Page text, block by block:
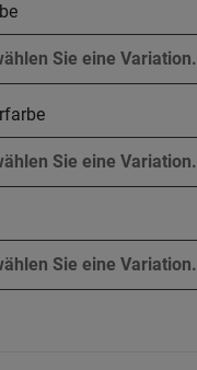
Sie eine Variation.
Sie eine Variation.
Sie eine Variation.